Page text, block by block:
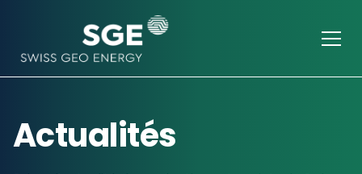
Actualités